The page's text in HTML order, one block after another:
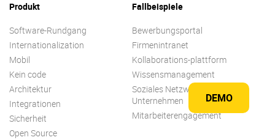
DEMO
Produkt
Software-Rundgang
Internationalization
Mobil
Kein code
Architektur
Integrationen
Sicherheit
Open Source
Fallbeispiele
Bewerbungsportal
Firmenintranet
Kollaborations-plattform
Wissensmanagement
Soziales Netzwerk für
Unternehmen
Mitarbeiterengagement